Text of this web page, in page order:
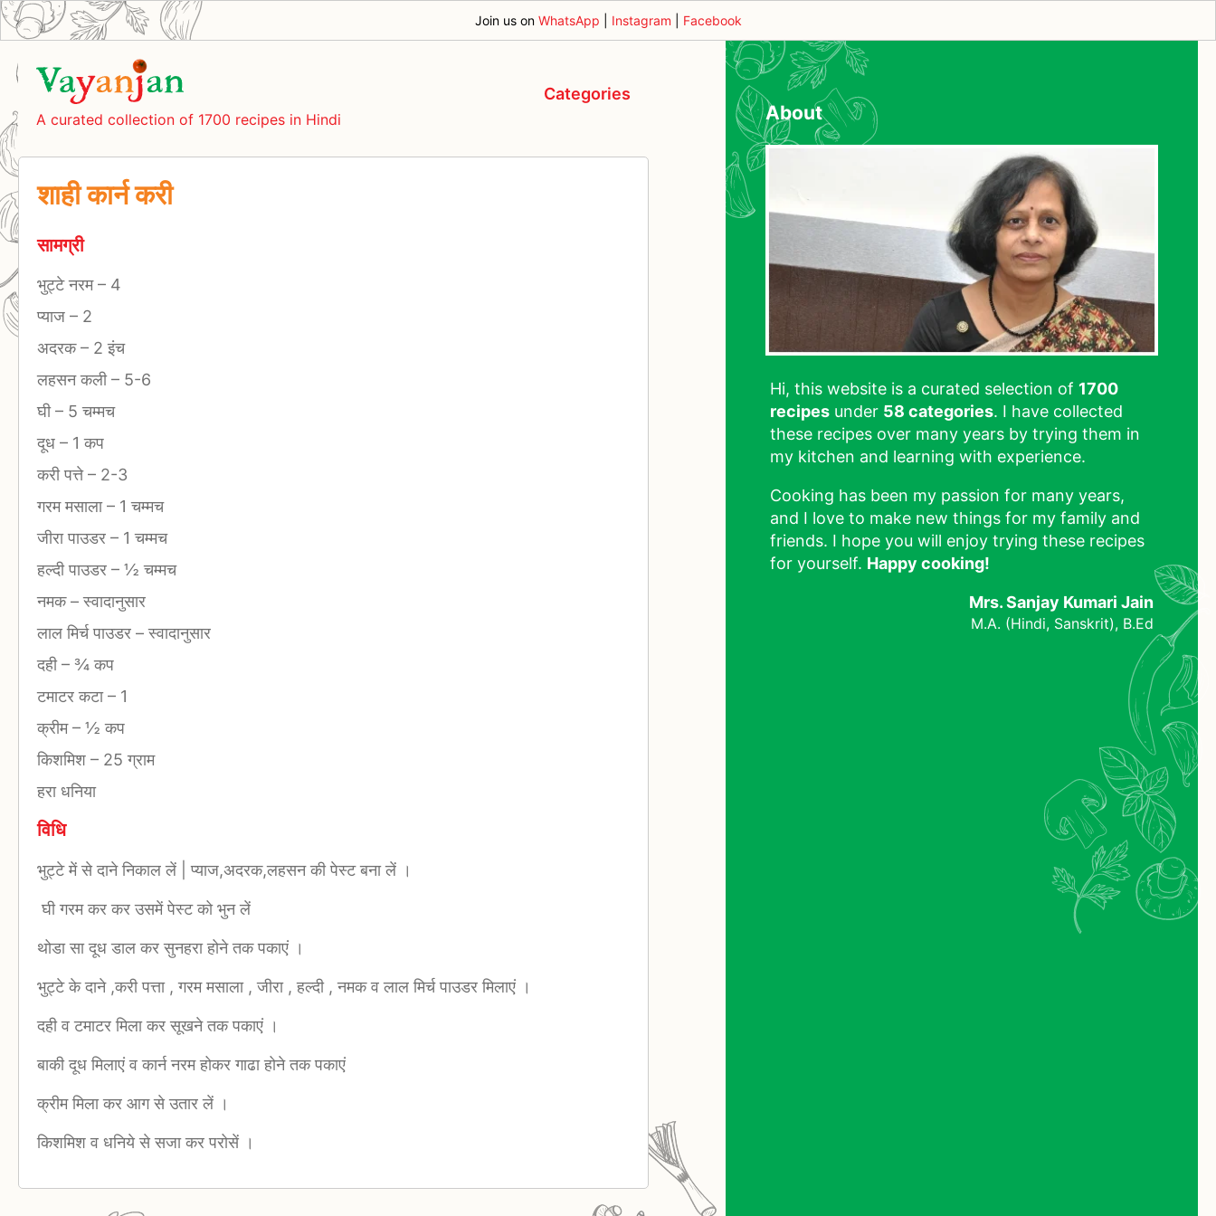
Join us on WhatsApp Instagram Facebook
A curated collection of 1700 recipes in Hindi
Categories
शाही कार्न करी
सामग्री
भुट्टे नरम– 4
प्याज – 2
अदरक– 2 इंच
लहसन कली– 5-6
घी– 5 चम्मच
दूध – 1 कप
करी पत्ते– 2-3
गरम मसाला– 1 चम्मच
जीरा पाउडर – 1 चम्मच
हल्दी पाउडर – ½ चम्मच
नमक–स्वादानुसार
लाल मिर्च पाउडर –स्वादानुसार
दही– ¾ कप
टमाटर कटा– 1
क्रीम– ½ कप
किशमिश – 25 ग्राम
हरा धनिया
विधि
भुट्टे में से दाने निकाल लें | प्याज,अदरक,लहसन की पेस्ट बना लें ।
घी गरम कर कर उसमें पेस्ट को भुन लें
थोडा सा दूध डाल कर सुनहरा होने तक पकाएं ।
भुट्टे के दाने ,करी पत्ता , गरम मसाला , जीरा , हल्दी , नमक व लाल मिर्च पाउडर मिलाएं ।
दही व टमाटर मिला कर सूखने तक पकाएं ।
बाकी दूध मिलाएं व कार्न नरम होकर गाढा होने तक पकाएं
क्रीम मिला कर आग से उतार लें ।
किशमिश व धनिये से सजा कर परोसें ।
About
Hi, this website is a curated selection of 1700
recipes under 58 categories. I have collected
these recipes over many years by trying them in
my kitchen and learning with experience.
Cooking has been my passion for many years,
and I love to make new things for my family and
friends. I hope you will enjoy trying these recipes
for yourself. Happy cooking!
Mrs. Sanjay Kumari Jain
M.A. (Hindi, Sanskrit), B.Ed